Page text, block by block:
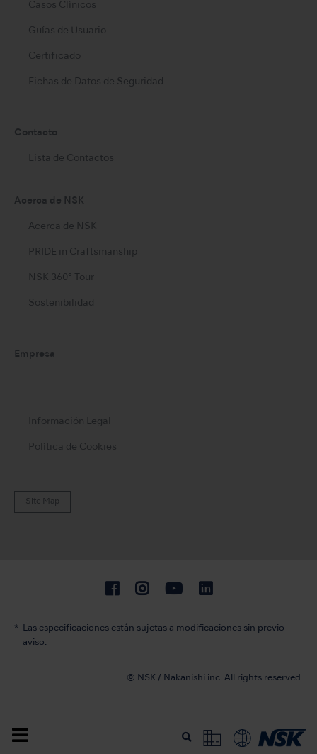
Casos Clínicos
Guías de Usuario
Certificado
Fichas de Datos de Seguridad
Contacto
Lista de Contactos
Acerca de NSK
Acerca de NSK
PRIDE in Craftsmanship
NSK 360° Tour
Sostenibilidad
Empresa
Información Legal
Política de Cookies
Site Map
Las especificaciones están sujetas a modificaciones sin previo
aviso.
© NSK / Nakanishi inc. All rights reserved.